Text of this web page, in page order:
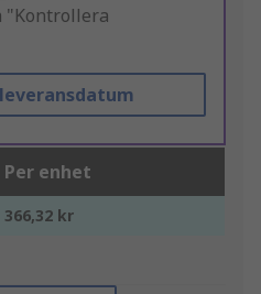
"Kontrollera
Per enhet
366,32 kr